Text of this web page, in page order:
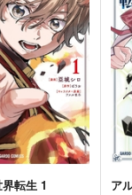
税込）
オールキャラ
カート
ぷ
転生 1
ア